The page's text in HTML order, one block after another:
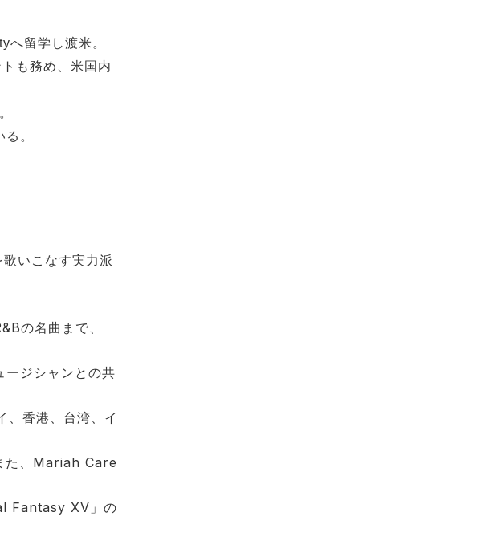
留学し渡米。
も務め、米国内
。
いこなす実力派
の名曲まで、
ージシャンとの共
、香港、台湾、イ
た、Mariah Care
Fantasy XV」の